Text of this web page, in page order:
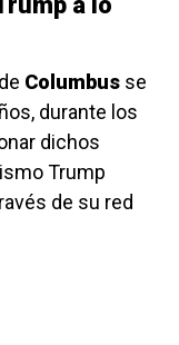
Columbus se
durante los
dichos
Trump
de su red